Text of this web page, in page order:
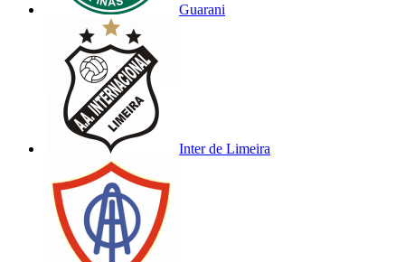
Guarani
Inter de Limeira